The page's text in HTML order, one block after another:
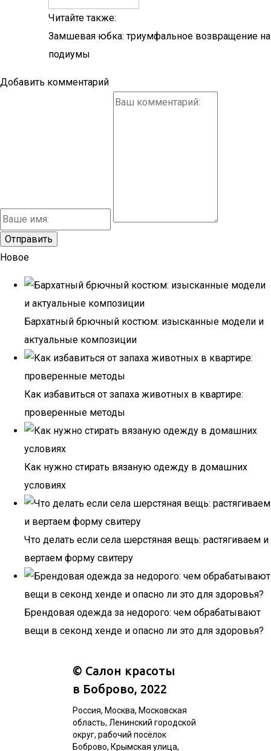
Читайте также:
Замшевая юбка: триумфальное возвращение на
подиумы
Добавить комментарий
Новое
Бархатный брючный костюм: изысканные модели и
актуальные композиции
Как избавиться от запаха животных в квартире:
проверенные методы
Как нужно стирать вязаную одежду в домашних
условиях
Что делать если села шерстяная вещь: растягиваем и
вертаем форму свитеру
Брендовая одежда за недорого: чем обрабатывают
вещи в секонд хенде и опасно ли это для здоровья?
© Салон красоты
в Боброво, 2022
Россия, Москва, Московская
область, Ленинский городской
округ, рабочий посёлок
Боброво, Крымская улица,